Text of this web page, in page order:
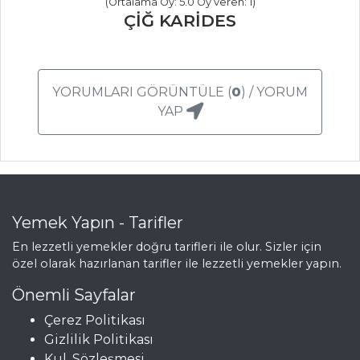
Sebze Yemekleri
Tüm Tarifleri
MEZELER
Mezeler Tüm
Tarifleri
BALIK
YEMEKLERI
ÇİĞ KARİDES
YORUMLARI GÖRÜNTÜLE (0) / YORUM
YAP
Yemek Yapın - Tarifler
En lezzetli yemekler doğru tarifleri ile olur. Sizler için
özel olarak hazırlanan tarifler ile lezzetli yemekler yapın.
Önemli Sayfalar
Çerez Politikası
Gizlilik Politikası